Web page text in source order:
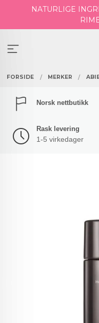
NATURLIGE
FORSIDE MERKER
Norsk nettbutikk
Rask levering
1-5 virkedager